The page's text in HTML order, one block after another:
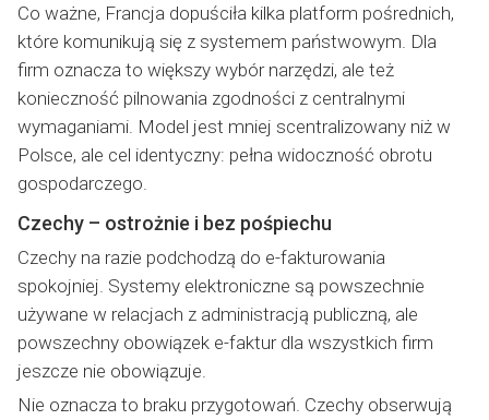
Co ważne, Francja dopuściła kilka platform pośrednich,
które komunikują się z systemem państwowym. Dla
firm oznacza to większy wybór narzędzi, ale też
konieczność pilnowania zgodności z centralnymi
wymaganiami. Model jest mniej scentralizowany niż w
Polsce, ale cel identyczny: pełna widoczność obrotu
gospodarczego.
Czechy – ostrożnie i bez pośpiechu
Czechy na razie podchodzą do e-fakturowania
spokojniej. Systemy elektroniczne są powszechnie
używane w relacjach z administracją publiczną, ale
powszechny obowiązek e-faktur dla wszystkich firm
jeszcze nie obowiązuje.
Nie oznacza to braku przygotowań. Czechy obserwują